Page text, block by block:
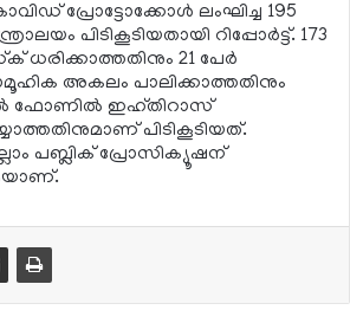
പ്രോട്ടോക്കോള്‍ ലംഘിച്ച 195
പിടികൂടിയതായി റിപ്പോര്‍ട്ട്. 173
21 പേര്‍
അകലം പാലിക്കാത്തതിനും
ഫോണില്‍ ഇഹ്തിറാസ്
പിടികൂടിയത്.
പബ്ലിക് പ്രോസിക്യൂഷന്